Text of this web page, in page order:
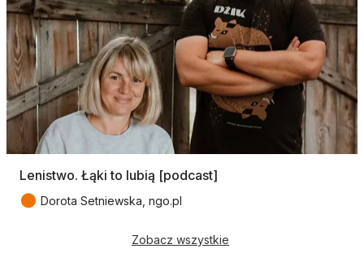
Lenistwo. Łąki to lubią [podcast]
● Dorota Setniewska, ngo.pl
Zobacz wszystkie